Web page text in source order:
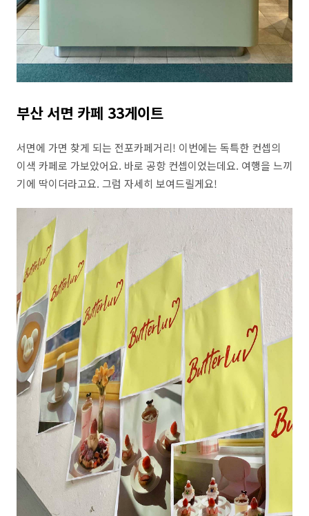
부산 서면 카페 33게이트
서면에 가면 찾게 되는 전포카페거리! 이번에는 독특한 컨셉의
이색 카페로 가보았어요. 바로 공항 컨셉이었는데요. 여행을 느끼
기에 딱이더라고요. 그럼 자세히 보여드릴게요!